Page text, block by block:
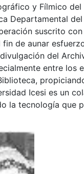
y Fílmico del
Departamental
suscrito
de aunar
del
entre los
Icesi es un
la tecnología que